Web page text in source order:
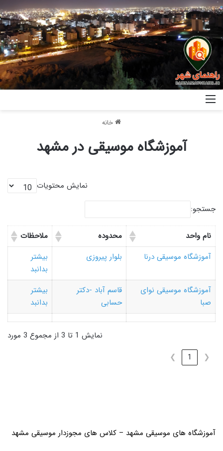
خانه
آموزشگاه موسیقی در مشهد
نمایش محتویات
جستجو:
نام واحد محدوده
ملاحظات
آموزشگاه موسیقی درنا
بلوار پیروزی
بیشتر
بدانبد
آموزشگاه موسیقی نوای
صبا
قاسم آباد -دکتر
حسابی
بیشتر
بدانبد
نمایش 1 تا 3 از مجموع 3 مورد
❮
1
❯
آموزشگاه های موسیقی مشهد – کلاس های مجوزدار موسیقی مشهد